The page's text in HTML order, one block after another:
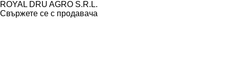
ROYAL DRU AGRO S.R.L.
Свържете се с продавача